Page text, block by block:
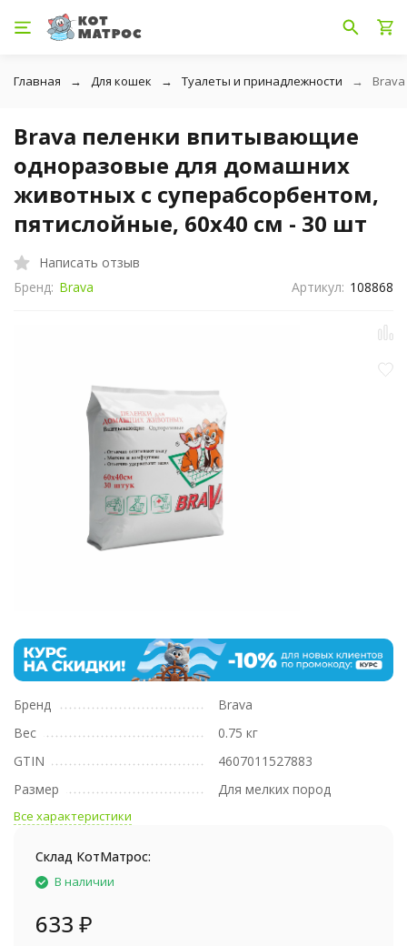
Главная Для кошек Туалеты и принадлежности
Brava пеленки впитывающие
одноразовые для домашних
животных с суперабсорбентом,
пятислойные, 60х40 см - 30 шт
Написать отзыв
Бренд: Brava Артикул: 108868
Бренд
Brava
Вес
0.75 кг
GTIN
4607011527883
Размер
Для мелких пород
Все характеристики
Склад КотМатрос:
В наличии
633 ₽